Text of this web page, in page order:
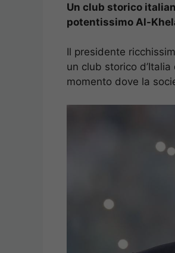
Un club storico
potentissimo Al-
Il presidente
un club storico
momento dove la